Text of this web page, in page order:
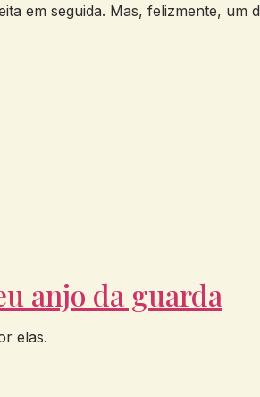
em seguida. Mas, felizmente, um
anjo da guarda
elas.